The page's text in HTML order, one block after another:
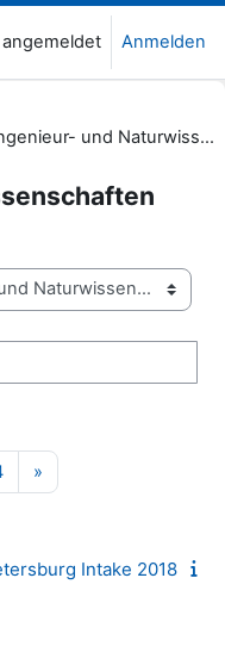
angemeldet Anmelden
Ingenieur- und Naturwissenschaften (INW)
Seite 4
»
Intake 2018